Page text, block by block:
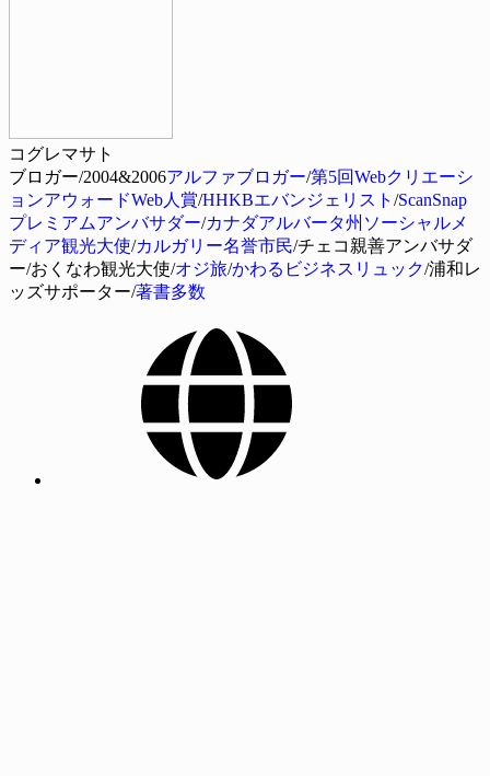
コグレマサト
ブロガー/2004&2006アルファブロガー/第5回Webクリエーシ
ョンアウォードWeb人賞/HHKBエバンジェリスト /ScanSnap
プレミアムアンバサダー/カナダアルバータ州ソーシャルメ
ディア観光大使/カルガリー名誉市民/チェコ親善アンバサダ
ー/おくなわ観光大使/オジ旅/かわるビジネスリュック/浦和レ
ッズサポーター/著書多数